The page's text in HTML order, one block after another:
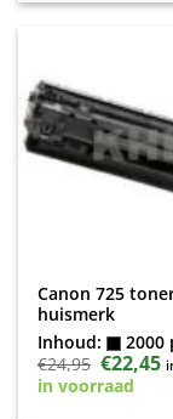
Canon 725
huismerk
Inhoud:
2000
€24,95
prijs
was:
€22,45
in voorraad